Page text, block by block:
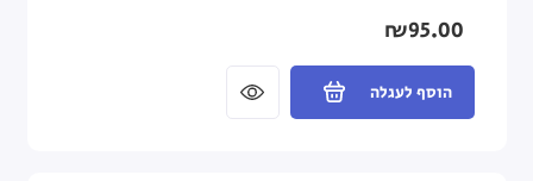
₪95.00
הוסף לעגלה